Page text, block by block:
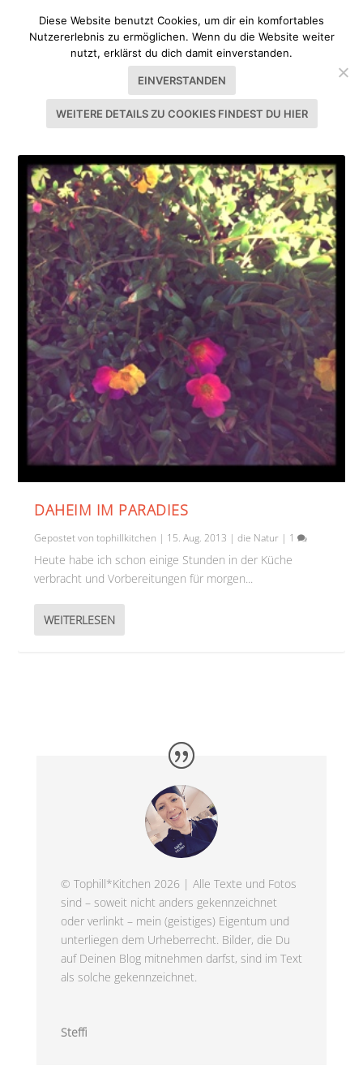
SCHLAGWORT:SONNE
DAHEIM IM PARADIES
Gepostet vontophillkitchen | 15. Aug. 2013 |die Natur | 1
Heute habe ich schon einige Stunden in der Küche
verbracht und Vorbereitungen für morgen...
WEITERLESEN
© Tophill*Kitchen 2026 | Alle Texte und Fotos
sind – soweit nicht anders gekennzeichnet
oder verlinkt – mein (geistiges) Eigentum und
unterliegen dem Urheberrecht. Bilder, die Du
auf Deinen Blog mitnehmen darfst, sind im Text
als solche gekennzeichnet.
Steffi
Diese Website benutzt Cookies, um dir ein komfortables
Nutzererlebnis zu ermöglichen. Wenn du die Website weiter
nutzt, erklärst du dich damit einverstanden.
EINVERSTANDEN
WEITERE DETAILS ZU COOKIES FINDEST DU HIER